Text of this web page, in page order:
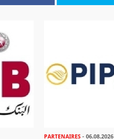
PARTENAIRES - 06.08.2026